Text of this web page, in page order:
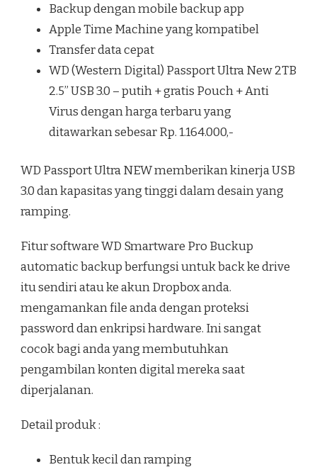
Backup dengan mobile backup app
Apple Time Machine yang kompatibel
Transfer data cepat
WD (Western Digital) Passport Ultra New 2TB
2.5” USB 3.0 – putih + gratis Pouch + Anti
Virus dengan harga terbaru yang
ditawarkan sebesar Rp. 1.164.000,-
WD Passport Ultra NEW memberikan kinerja USB
3.0 dan kapasitas yang tinggi dalam desain yang
ramping.
Fitur software WD Smartware Pro Buckup
automatic backup berfungsi untuk back ke drive
itu sendiri atau ke akun Dropbox anda.
mengamankan file anda dengan proteksi
password dan enkripsi hardware. Ini sangat
cocok bagi anda yang membutuhkan
pengambilan konten digital mereka saat
diperjalanan.
Detail produk :
Bentuk kecil dan ramping